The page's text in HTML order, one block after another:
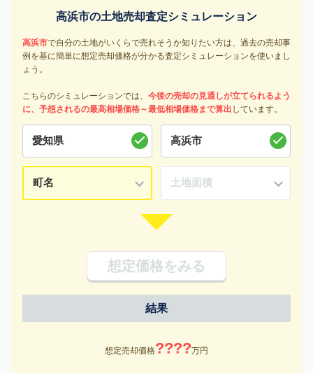
高浜市の土地売却査定シミュレーション
高浜市で自分の土地がいくらで売れそうか知りたい方は、過去の売却事
例を基に簡単に想定売却価格が分かる査定シミュレーションを使いまし
ょう。
こちらのシミュレーションでは、 今後の売却の見通しが立てられるよう
に、予想されるの最高相場価格～最低相場価格まで算出 しています。
想定価格をみる
結果
想定売却価格????万円